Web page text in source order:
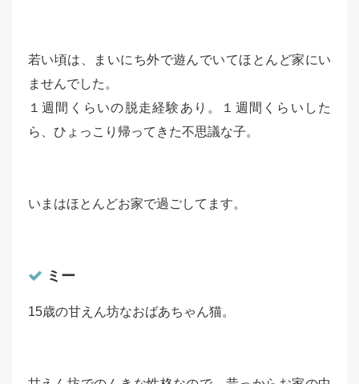
若い頃は、まいにち外で遊んでいてほとんど家にい
ませんでした。
１週間くらいの脱走経験あり。１週間くらいした
ら、ひょっこり帰ってきた不思議な子。
いまはほとんどお家で過ごしてます。
ミー
15歳の甘えん坊なおばあちゃん猫。